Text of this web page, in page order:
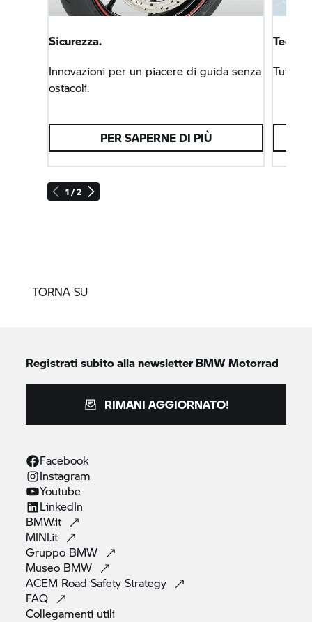
1 / 2
Sicurezza.
Innovazioni per un piacere di guida senza
ostacoli.
PER SAPERNE DI PIÙ
Tutti i
TORNA SU
Registrati subito alla newsletterBMW Motorrad
RIMANI AGGIORNATO!
Facebook
Instagram
Youtube
LinkedIn
BMW.it
MINI.it
Gruppo BMW
Museo BMW
ACEM Road SafetyStrategy
FAQ
Collegamenti utili